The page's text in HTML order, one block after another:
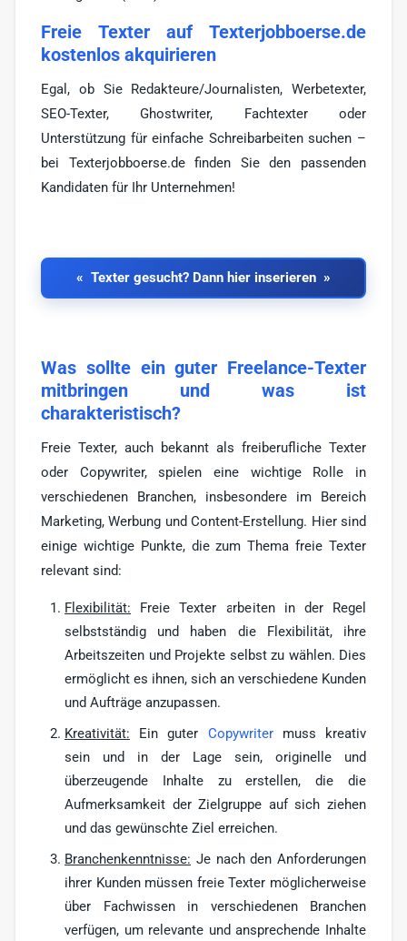
Freie Texter auf Texterjobboerse.de
kostenlos akquirieren
Egal, ob Sie Redakteure/Journalisten, Werbetexter,
SEO-Texter, Ghostwriter, Fachtexter oder
Unterstützung für einfache Schreibarbeiten suchen –
bei Texterjobboerse.de finden Sie den passenden
Kandidaten für Ihr Unternehmen!
Texter gesucht? Dann hier inserieren
Was sollte ein guter Freelance-Texter
mitbringen und was ist
charakteristisch?
Freie Texter, auch bekannt als freiberufliche Texter
oder Copywriter, spielen eine wichtige Rolle in
verschiedenen Branchen, insbesondere im Bereich
Marketing, Werbung und Content-Erstellung. Hier sind
einige wichtige Punkte, die zum Thema freie Texter
relevant sind:
Flexibilität: Freie Texter arbeiten in der Regel
selbstständig und haben die Flexibilität, ihre
Arbeitszeiten und Projekte selbst zu wählen. Dies
ermöglicht es ihnen, sich an verschiedene Kunden
und Aufträge anzupassen.
Kreativität: Ein guter Copywritermuss kreativ
sein und in der Lage sein, originelle und
überzeugende Inhalte zu erstellen, die die
Aufmerksamkeit der Zielgruppe auf sich ziehen
und das gewünschte Ziel erreichen.
Branchenkenntnisse: Je nach den Anforderungen
ihrer Kunden müssen freie Texter möglicherweise
über Fachwissen in verschiedenen Branchen
verfügen, um relevante und ansprechende Inhalte